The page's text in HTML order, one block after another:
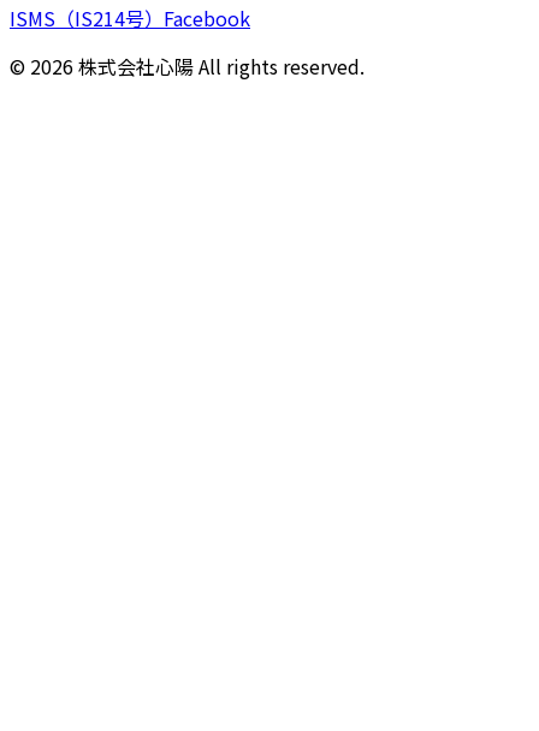
ISMS（IS214号） Facebook
© 2026株式会社心陽 All rights reserved.